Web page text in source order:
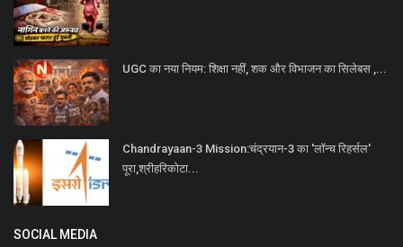
UGC का नया नियम: शिक्षा नहीं, शक और विभाजन का सिलेबस ,...
Chandrayaan-3 Mission:चंद्रयान-3 का 'लॉन्च रिहर्सल'
पूरा,श्रीहरिकोटा...
SOCIAL MEDIA